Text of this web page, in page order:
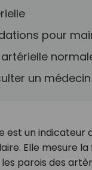
pour
un médecin
est un indicateur
Elle mesure
parois des